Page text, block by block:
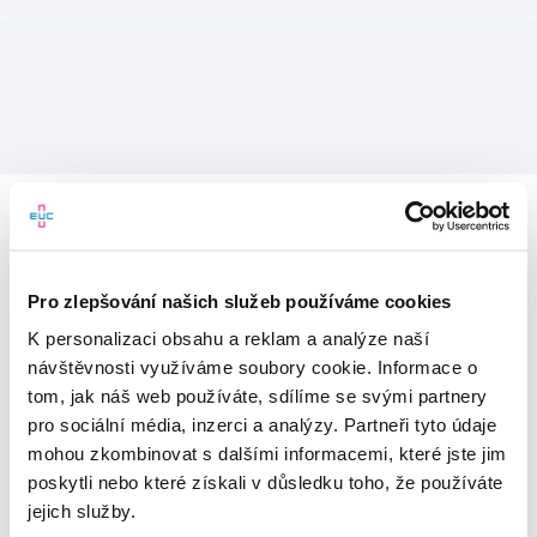
Pro zlepšování našich služeb používáme cookies
K personalizaci obsahu a reklam a analýze naší
návštěvnosti využíváme soubory cookie. Informace o
tom, jak náš web používáte, sdílíme se svými partnery
pro sociální média, inzerci a analýzy. Partneři tyto údaje
mohou zkombinovat s dalšími informacemi, které jste jim
poskytli nebo které získali v důsledku toho, že používáte
jejich služby.
Vítejte v mojeEUC